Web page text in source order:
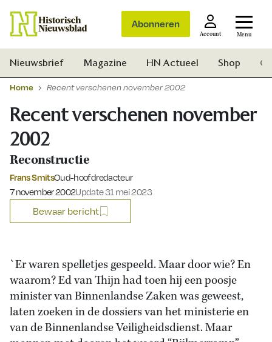
Abonneren
Account Menu
Zoek
Nieuwsbrief Magazine HN Actueel Shop
Home Recent verschenen november 2002
Recent verschenen november
2002
Reconstructie
Frans SmitsOud-hoofdredacteur
Gepubliceerd op:
7 november 2002Update 31 mei 2023
Bewaar bericht
`Er waren spelletjes gespeeld. Maar door wie? En
waarom? Ed van Thijn had toen hij een poosje
minister van Binnenlandse Zaken was geweest,
laten zoeken in de dossiers van het ministerie en
van de Binnenlandse Veiligheidsdienst. Maar